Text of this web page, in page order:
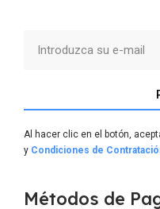
Al hacer clic en el botón,
y Condiciones de
Métodos de